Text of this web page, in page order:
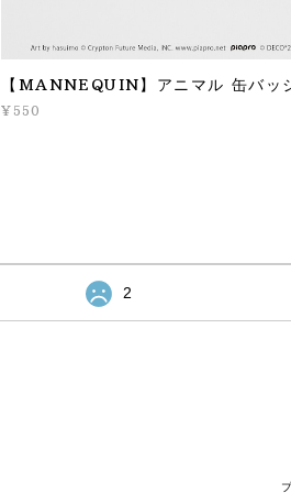
【MANNEQUIN】アニマル 缶バッ
¥550
2